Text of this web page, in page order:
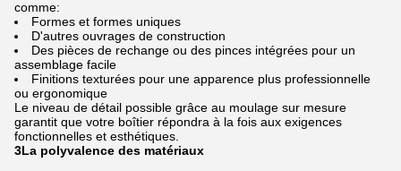
comme:
Formes et formes uniques
D'autres ouvrages de construction
Des pièces de rechange ou des pinces intégrées pour un
assemblage facile
Finitions texturées pour une apparence plus professionnelle
ou ergonomique
Le niveau de détail possible grâce au moulage sur mesure
garantit que votre boîtier répondra à la fois aux exigences
fonctionnelles et esthétiques.
3La polyvalence des matériaux